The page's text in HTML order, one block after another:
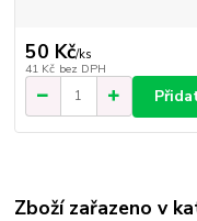
50 Kč/ks
41 Kč bez DPH
Zboží zařazeno v